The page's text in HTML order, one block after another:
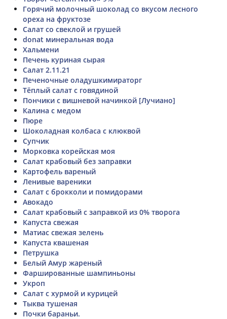
Горячий молочный шоколад со вкусом лесного
ореха на фруктозе
Салат со свеклой и грушей
donat минеральная вода
Хальмени
Печень куриная сырая
Салат 2.11.21
Печеночные оладушкимираторг
Тёплый салат с говядиной
Пончики с вишневой начинкой [Лучиано]
Калина с медом
Пюре
Шоколадная колбаса с клюквой
Супчик
Морковка корейская моя
Салат крабовый без заправки
Картофель вареный
Ленивые вареники
Салат с брокколи и помидорами
Авокадо
Салат крабовый с заправкой из 0% творога
Капуста свежая
Матиас свежая зелень
Капуста квашеная
Петрушка
Белый Амур жареный
Фаршированные шампиньоны
Укроп
Салат с хурмой и курицей
Тыква тушеная
Почки бараньи.